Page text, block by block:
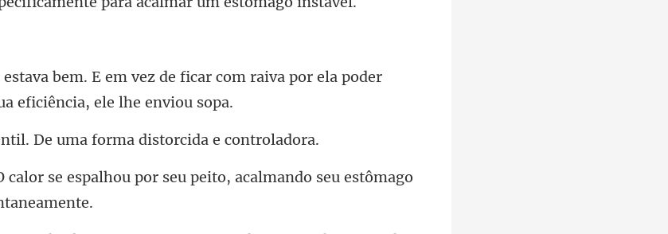
de ficar com raiva por ela poder
ntil. De uma forma dis
ou por seu peito, acalmando seu estô